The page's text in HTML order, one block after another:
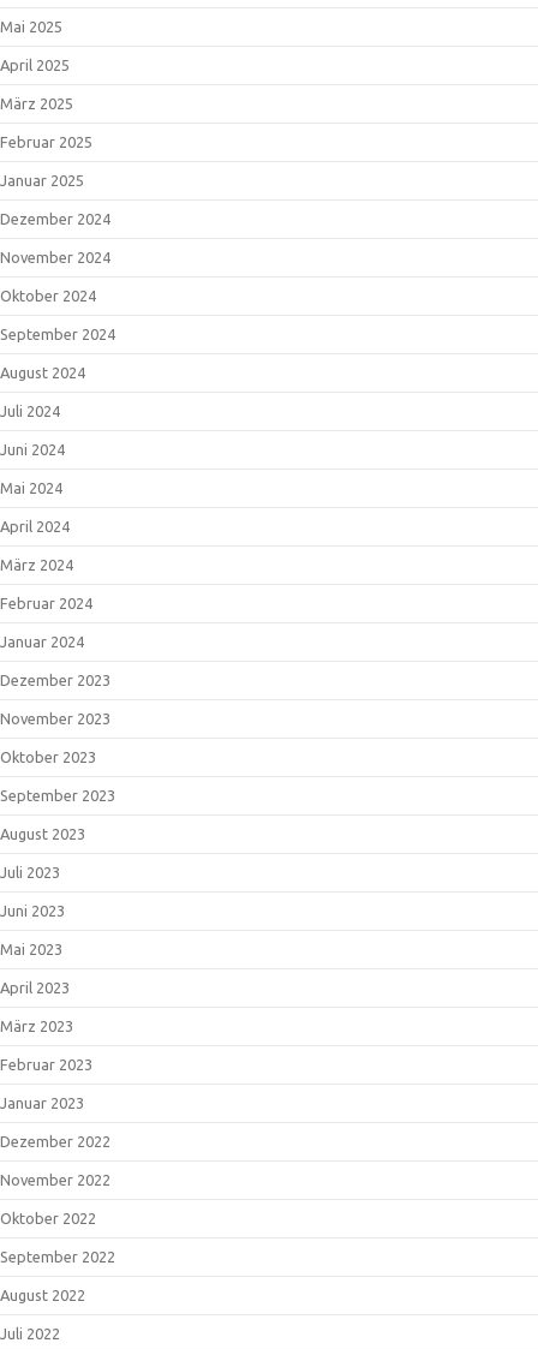
Mai 2025
April 2025
März 2025
Februar 2025
Januar 2025
Dezember 2024
November 2024
Oktober 2024
September 2024
August 2024
Juli 2024
Juni 2024
Mai 2024
April 2024
März 2024
Februar 2024
Januar 2024
Dezember 2023
November 2023
Oktober 2023
September 2023
August 2023
Juli 2023
Juni 2023
Mai 2023
April 2023
März 2023
Februar 2023
Januar 2023
Dezember 2022
November 2022
Oktober 2022
September 2022
August 2022
Juli 2022